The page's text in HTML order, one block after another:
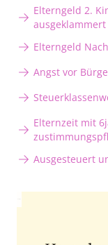
Elterngeld 2.
Elterngeld
Angst vor
Elternzeit mit
Ausgesteuert